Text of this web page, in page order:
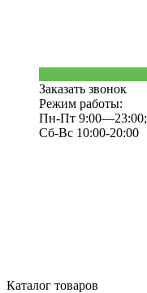
Заказать звонок
Режим работы:
Пн-Пт 9:00—23:00;
Сб-Вс 10:00-20:00
Каталог товаров